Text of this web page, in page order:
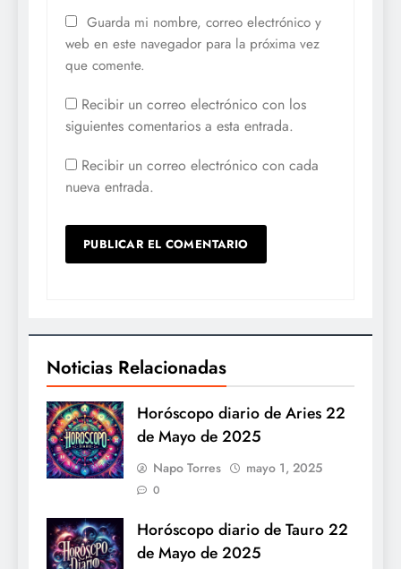
Guarda mi nombre, correo electrónico y
web en este navegador para la próxima vez
que comente.
Recibir un correo electrónico con los
siguientes comentarios a esta entrada.
Recibir un correo electrónico con cada
nueva entrada.
Noticias Relacionadas
Horóscopo diario de Aries 22
de Mayo de 2025
Napo Torres mayo 1, 2025
0
Horóscopo diario de Tauro 22
de Mayo de 2025